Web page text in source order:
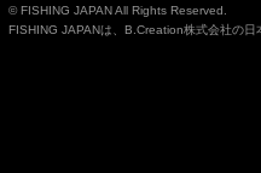
© FISHING JAPAN All Rights Reserved.
FISHING JAPANは、B.Creation株式会社の日